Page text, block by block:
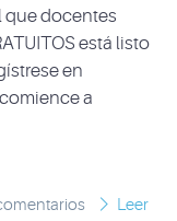
que docentes
está listo
en
a
Leer